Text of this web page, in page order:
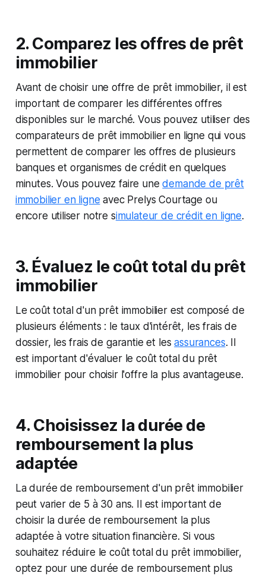
2. Comparez les offres de prêt
immobilier
Avant de choisir une offre de prêt immobilier, il est
important de comparer les différentes offres
disponibles sur le marché. Vous pouvez utiliser des
comparateurs de prêt immobilier en ligne qui vous
permettent de comparer les offres de plusieurs
banques et organismes de crédit en quelques
minutes. Vous pouvez faire unedemande de prêt
immobilier en ligne avec Prelys Courtage ou
encore utiliser notre simulateur de crédit en ligne.
3. Évaluez le coût total du prêt
immobilier
Le coût total d'un prêt immobilier est composé de
plusieurs éléments : le taux d'intérêt, les frais de
dossier, les frais de garantie et lesassurances. Il
est important d'évaluer le coût total du prêt
immobilier pour choisir l'offre la plus avantageuse.
4. Choisissez la durée de
remboursement la plus
adaptée
La durée de remboursement d'un prêt immobilier
peut varier de 5 à 30 ans. Il est important de
choisir la durée de remboursement la plus
adaptée à votre situation financière. Si vous
souhaitez réduire le coût total du prêt immobilier,
optez pour une durée de remboursement plus